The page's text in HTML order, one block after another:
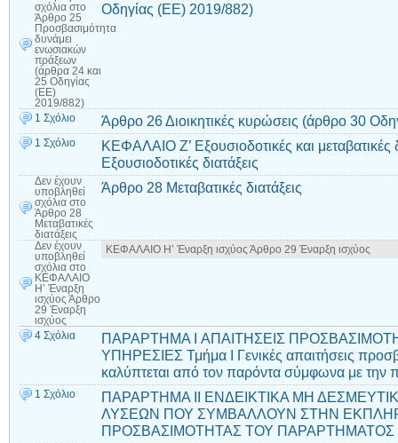
σχόλια στο
Άρθρο 25
Προσβασιμότητα
δυνάμει
ενωσιακών
πράξεων
(άρθρα 24 και
25 Οδηγίας
(ΕΕ)
2019/882)
Οδηγίας (ΕΕ) 2019/882)
1 Σχόλιο Άρθρο 26 Διοικητικές κυρώσεις (άρθρο 30
1 Σχόλιο
ΚΕΦΑΛΑΙΟ Ζ’ Εξουσιοδοτικές και μεταβατικές
Εξουσιοδοτικές διατάξεις
Δεν έχουν
υποβληθεί
σχόλια στο
Άρθρο 28
Μεταβατικές
διατάξεις
Άρθρο 28 Μεταβατικές διατάξεις
Δεν έχουν
υποβληθεί
σχόλια στο
ΚΕΦΑΛΑΙΟ
Η’ Έναρξη
ισχύος Άρθρο
29 Έναρξη
ισχύος
ΚΕΦΑΛΑΙΟ Η’ Έναρξη ισχύος Άρθρο 29 Έναρξη ισχύος
4 Σχόλια
ΠΑΡΑΡΤΗΜΑ I ΑΠΑΙΤΗΣΕΙΣ
ΥΠΗΡΕΣΙΕΣ Τμήμα I Γενικές απαιτήσεις
καλύπτεται από τον παρόντα σύμφωνα με την
1 Σχόλιο
ΠΑΡΑΡΤΗΜΑ II ΕΝΔΕΙΚΤΙΚΑ ΜΗ
ΛΥΣΕΩΝ ΠΟΥ ΣΥΜΒΑΛΛΟΥΝ ΣΤΗΝ
ΠΡΟΣΒΑΣΙΜΟΤΗΤΑΣ ΤΟΥ ΠΑΡΑΡΤΗΜΑΤΟΣ